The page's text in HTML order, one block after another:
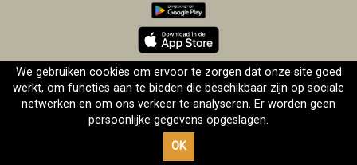
Alle rechten voorbehouden
©Evangelizo.org 2001-2026
We gebruiken cookies om ervoor te zorgen dat onze site goed
werkt, om functies aan te bieden die beschikbaar zijn op sociale
netwerken en om ons verkeer te analyseren. Er worden geen
persoonlijke gegevens opgeslagen.
OK